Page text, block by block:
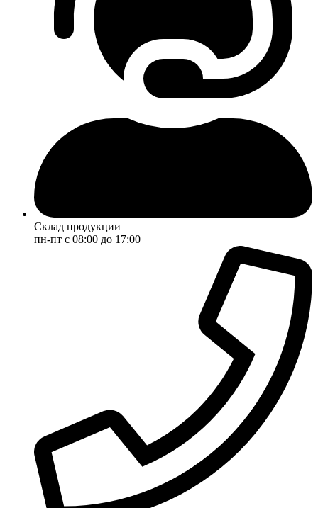
Склад продукции
пн-пт с 08:00 до 17:00